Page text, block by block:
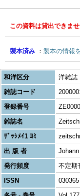
この資料は貸出できま
製本済み 製本の情報
和洋区分
洋雑誌
雑誌コード
登録番号
雑誌名
ｻﾞｯｼﾒｲ1 ﾖﾐ
出 版 者
発行頻度
不定期
ISSN